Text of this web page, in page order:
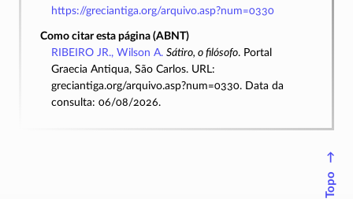
https://greciantiga.org/arquivo.asp?num=0330
Como citar esta página (ABNT)
RIBEIRO JR., Wilson A. Sátiro, o filósofo. Portal
Graecia Antiqua, São Carlos. URL:
greciantiga.org/arquivo.asp?num=0330. Data da
consulta: 06/08/2026.
↑
Topo